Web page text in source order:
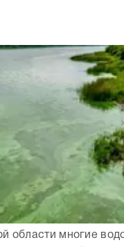
области многие